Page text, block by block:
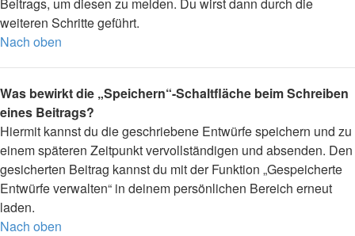
weiteren Schritte geführt.
Nach oben
Was bewirkt die „Speichern“-Schaltfläche beim Schreiben
eines Beitrags?
Hiermit kannst du die geschriebene Entwürfe speichern und zu
einem späteren Zeitpunkt vervollständigen und absenden. Den
gesicherten Beitrag kannst du mit der Funktion „Gespeicherte
Entwürfe verwalten“ in deinem persönlichen Bereich erneut
laden.
Nach oben